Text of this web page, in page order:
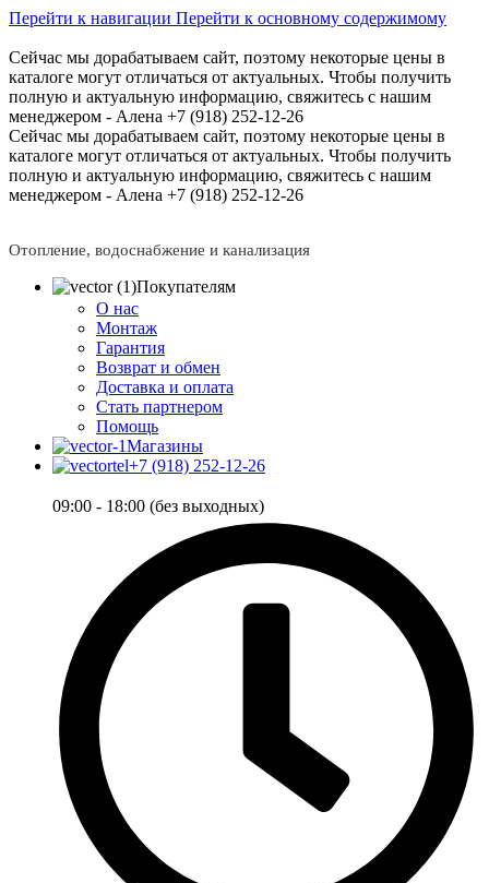
Перейти к навигации Перейти к основному содержимому
Сейчас мы дорабатываем сайт, поэтому некоторые цены в
каталоге могут отличаться от актуальных. Чтобы получить
полную и актуальную информацию, свяжитесь с нашим
менеджером - Алена +7 (918) 252-12-26
Сейчас мы дорабатываем сайт, поэтому некоторые цены в
каталоге могут отличаться от актуальных. Чтобы получить
полную и актуальную информацию, свяжитесь с нашим
менеджером - Алена +7 (918) 252-12-26
Отопление, водоснабжение и канализация
Покупателям
О нас
Монтаж
Гарантия
Возврат и обмен
Доставка и оплата
Стать партнером
Помощь
Магазины
+7 (918) 252-12-26
09:00 - 18:00 (без выходных)